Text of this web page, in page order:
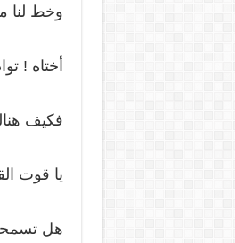
وخط لنا
أختاه !
فكيف
يا قوت
هل